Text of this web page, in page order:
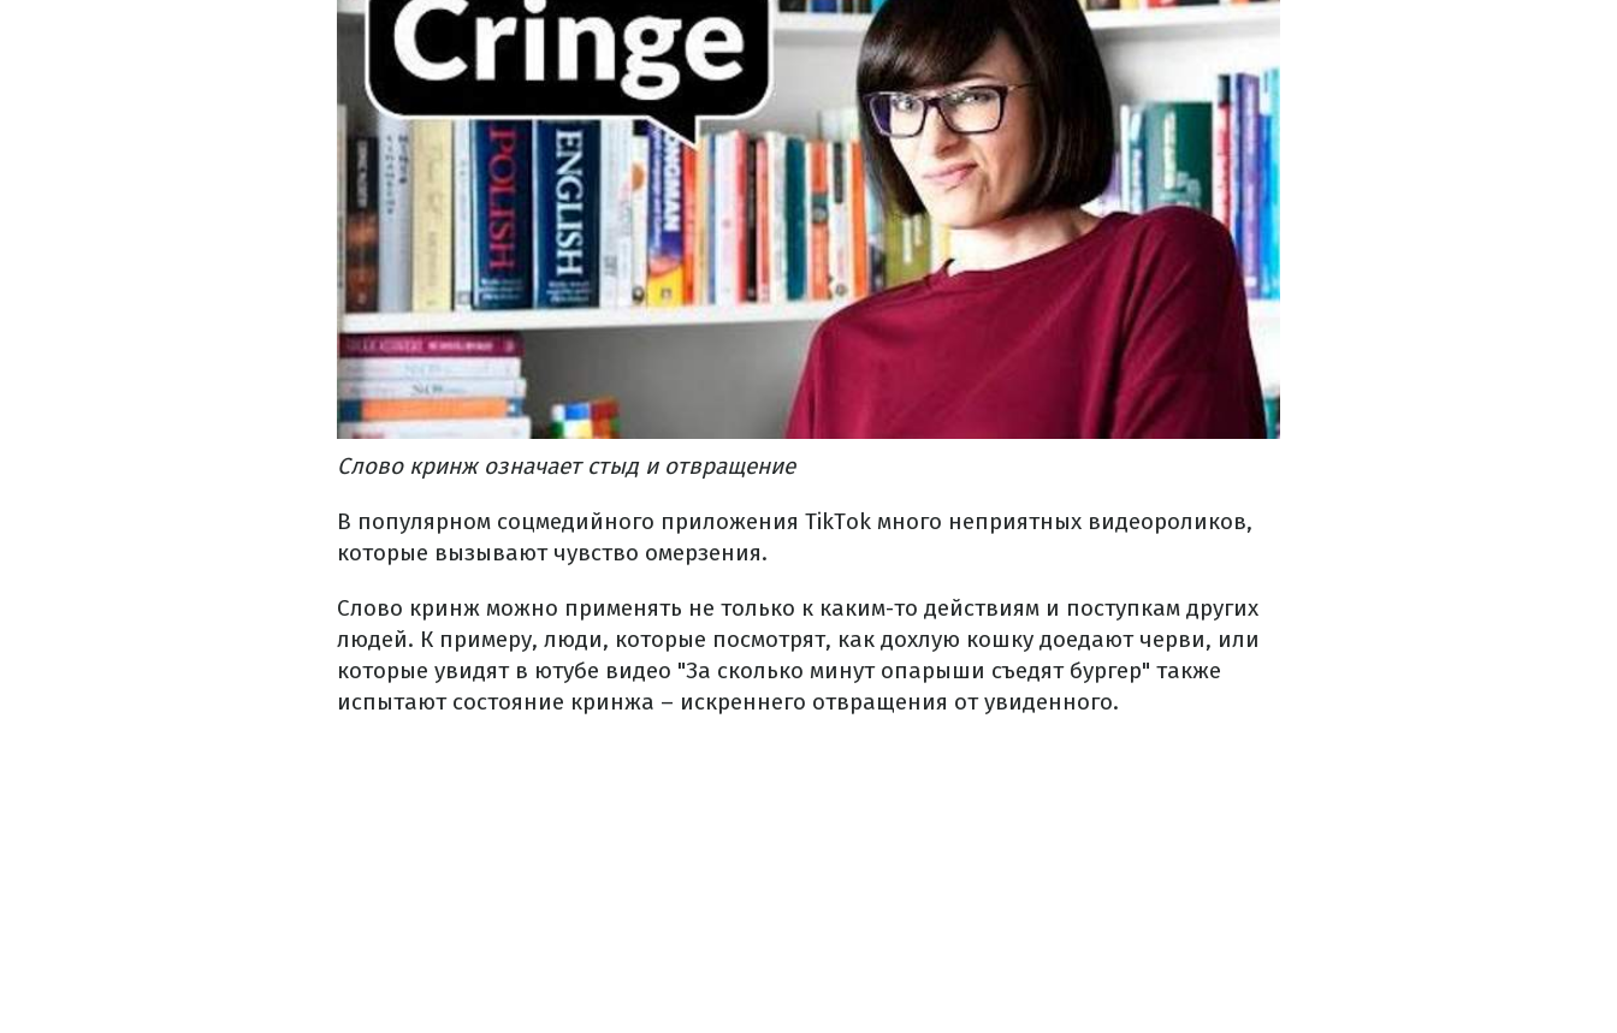
Слово кринж означает стыд и отвращение
В популярном соцмедийного приложения TikTok много неприятных видеороликов,
которые вызывают чувство омерзения.
Слово кринж можно применять не только к каким-то действиям и поступкам других
людей. К примеру, люди, которые посмотрят, как дохлую кошку доедают черви, или
которые увидят в ютубе видео "За сколько минут опарыши съедят бургер" также
испытают состояние кринжа – искреннего отвращения от увиденного.